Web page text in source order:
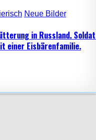
Neue Bilder
in Russland.
einer Eisbärenfamilie.